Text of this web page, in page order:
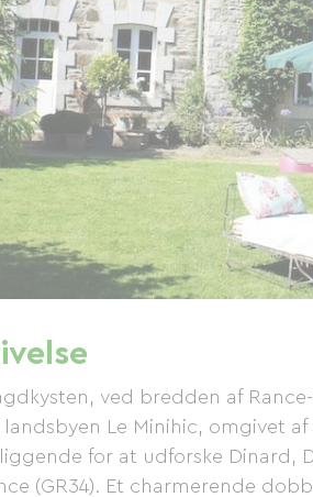
ved bredden af
landsbyen Le Minihic, omgivet
for at udforske Dinard,
(GR34). Et charmerende